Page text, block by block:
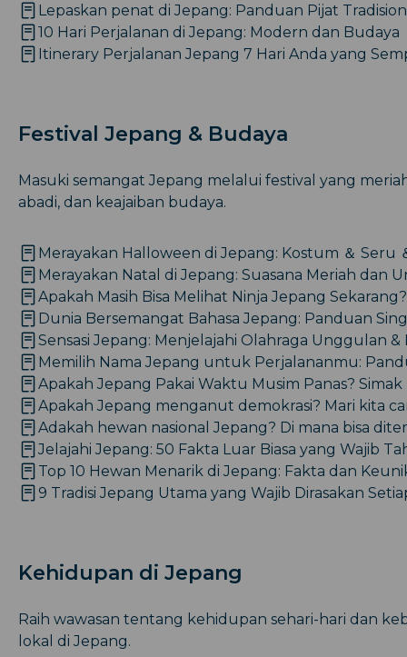
Lepaskan penat di Jepang: Panduan Pijat
10 Hari Perjalanan di Jepang: Modern dan Budaya
Itinerary Perjalanan Jepang 7 Hari Anda yang
Festival Jepang & Budaya
Masuki semangat Jepang melalui festival yang
abadi, dan keajaiban budaya.
Merayakan Halloween di Jepang: Kostum ＆ Seru
Merayakan Natal di Jepang: Suasana Meriah dan
Apakah Masih Bisa Melihat Ninja Jepang
Dunia Bersemangat Bahasa Jepang: Panduan
Sensasi Jepang: Menjelajahi Olahraga Unggulan &
Memilih Nama Jepang untuk Perjalananmu:
Apakah Jepang Pakai Waktu Musim Panas?
Apakah Jepang menganut demokrasi? Mari kita
Adakah hewan nasional Jepang? Di mana bisa
Jelajahi Jepang: 50 Fakta Luar Biasa yang Wajib
Top 10 Hewan Menarik di Jepang: Fakta dan
9 Tradisi Jepang Utama yang Wajib Dirasakan
Kehidupan di Jepang
Raih wawasan tentang kehidupan sehari-hari dan
lokal di Jepang.